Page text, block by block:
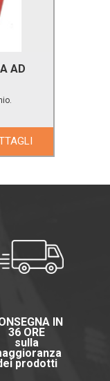
AD
IN
36 ORE
sulla
prodotti